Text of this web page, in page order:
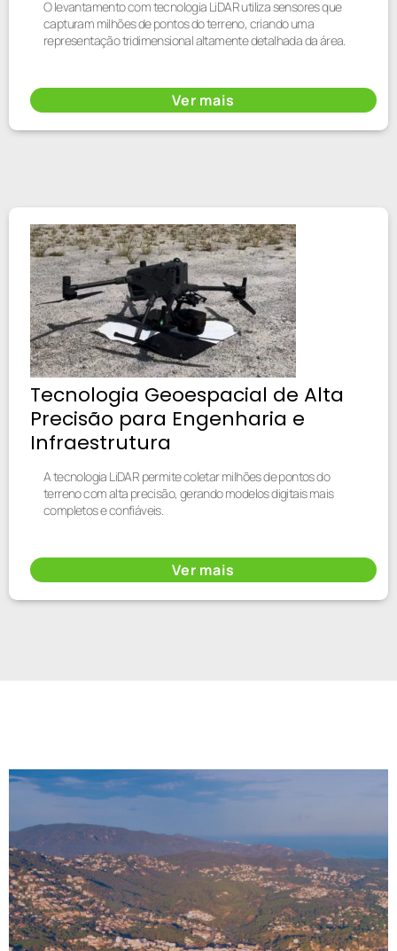
O levantamento com tecnologia LiDAR utiliza sensores que
capturam milhões de pontos do terreno, criando uma
representação tridimensional altamente detalhada da área.
Ver mais
Tecnologia Geoespacial de Alta
Precisão para Engenharia e
Infraestrutura
A tecnologia LiDAR permite coletar milhões de pontos do
terreno com alta precisão, gerando modelos digitais mais
completos e confiáveis.
Ver mais